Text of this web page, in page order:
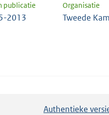
publicatie Organisatie
2013 Tweede
Authentieke